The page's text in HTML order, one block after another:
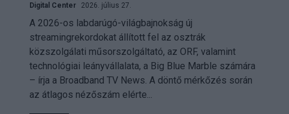
Digital Center 2026. július 27.
A 2026-os labdarúgó-világbajnokság új
streamingrekordokat állított fel az osztrák
közszolgálati műsorszolgáltató, az ORF, valamint
technológiai leányvállalata, a Big Blue Marble számára
– írja a Broadband TV News. A döntő mérkőzés során
az átlagos nézőszám elérte...